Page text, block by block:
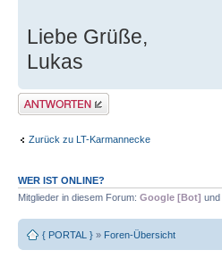
Liebe Grüße,
Lukas
Antwort erstellen
Zurück zu LT-Karmannecke
WER IST ONLINE?
Mitglieder in diesem Forum: Google [Bot]
{ PORTAL } » Foren-Übersicht